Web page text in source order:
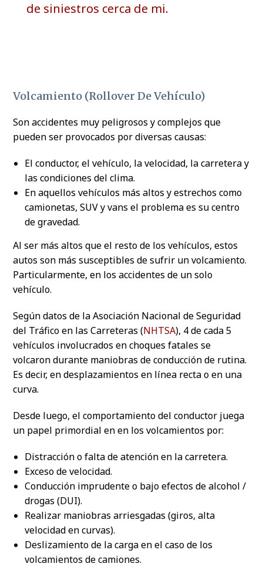
de siniestros cerca de mi.
Volcamiento (rollover De Vehículo)
Son accidentes muy peligrosos y complejos que
pueden ser provocados por diversas causas:
El conductor, el vehículo, la velocidad, la carretera y
las condiciones del clima.
En aquellos vehículos más altos y estrechos como
camionetas, SUV y vans el problema es su centro
de gravedad.
Al ser más altos que el resto de los vehículos, estos
autos son más susceptibles de sufrir un volcamiento.
Particularmente, en los accidentes de un solo
vehículo.
Según datos de la Asociación Nacional de Seguridad
del Tráfico en las Carreteras (NHTSA), 4 de cada 5
vehículos involucrados en choques fatales se
volcaron durante maniobras de conducción de rutina.
Es decir, en desplazamientos en línea recta o en una
curva.
Desde luego, el comportamiento del conductor juega
un papel primordial en en los volcamientos por:
Distracción o falta de atención en la carretera.
Exceso de velocidad.
Conducción imprudente o bajo efectos de alcohol /
drogas (DUI).
Realizar maniobras arriesgadas (giros, alta
velocidad en curvas).
Deslizamiento de la carga en el caso de los
volcamientos de camiones.